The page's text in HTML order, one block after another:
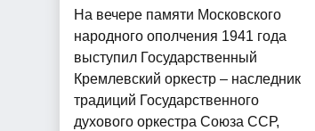
На вечере памяти Московского
народного ополчения 1941 года
выступил Государственный
Кремлевский оркестр – наследник
традиций Государственного
духового оркестра Союза ССР,